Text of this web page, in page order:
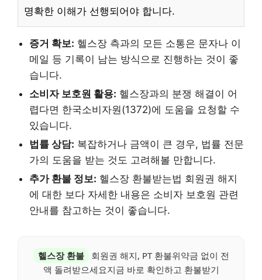
명확한 이해가 선행되어야 합니다.
증거 확보: 헬스장 측과의 모든 소통은 문자나 이
메일 등 기록이 남는 방식으로 진행하는 것이 좋
습니다.
소비자 보호원 활용: 헬스장과의 분쟁 해결이 어
렵다면 한국소비자원(1372)에 도움을 요청할 수
있습니다.
법률 상담: 복잡하거나 금액이 큰 경우, 법률 전문
가의 도움을 받는 것도 고려해볼 만합니다.
추가 환불 정보: 헬스장 환불받는법 회원권 해지
에 대한 보다 자세한 내용은 소비자 보호원 관련
안내를 참고하는 것이 좋습니다.
헬스장 환불
회원권 해지, PT 환불위약금 없이 전
액 돌려받으세요지금 바로 확인하고 환불받기